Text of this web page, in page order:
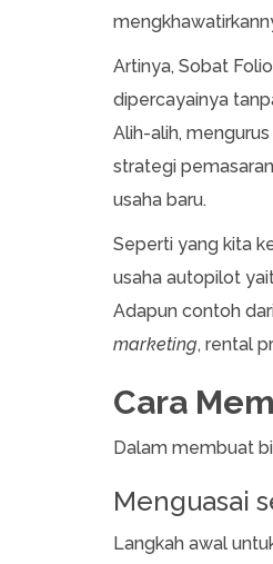
Artinya, Sobat
dipercayainya
Alih-alih,
strategi
usaha baru.
Seperti yang kita
usaha autopilot
Adapun contoh
marketing, rental
Cara
Dalam membuat
Menguasai
Langkah awal